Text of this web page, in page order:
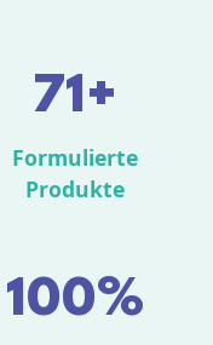
71+
Formulierte
Produkte
100%